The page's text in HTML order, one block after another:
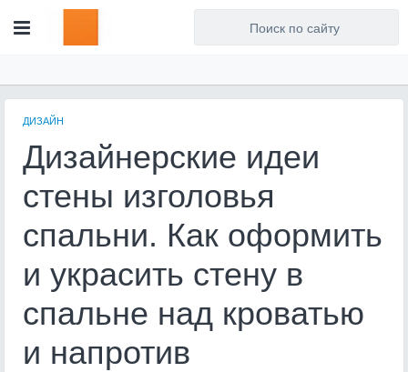
ДИЗАЙН
Дизайнерские идеи
стены изголовья
спальни. Как оформить
и украсить стену в
спальне над кроватью
и напротив
Для любых предложений по
сайту: artist71@cp9.ru